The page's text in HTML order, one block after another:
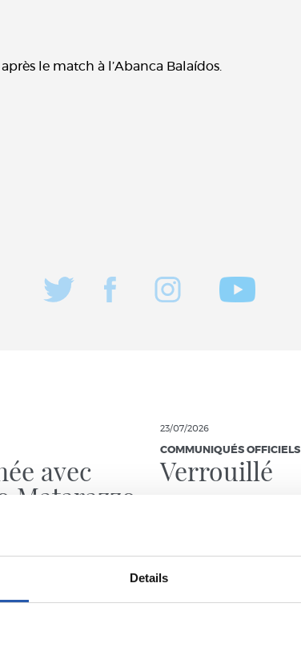
Details
le match à l’Abanca Balaídos.
avec
Matarazzo
23/07/2026
COMMUNIQUÉS OFFICIELS
Verrouillé